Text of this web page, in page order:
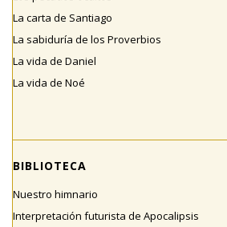
La carta de Santiago
La sabiduría de los Proverbios
La vida de Daniel
La vida de Noé
BIBLIOTECA
Nuestro himnario
Interpretación futurista de Apocalipsis